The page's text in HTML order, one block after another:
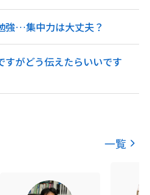
強…集中力は大丈夫？
すがどう伝えたらいいです
一覧